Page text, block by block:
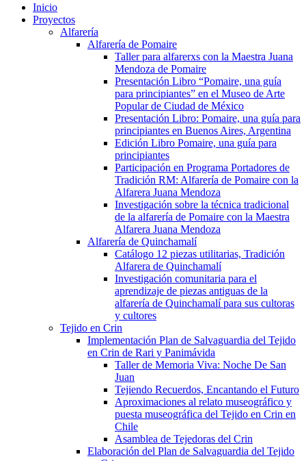
Inicio
Proyectos
Alfarería
Alfarería de Pomaire
Taller para alfarerxs con la Maestra Juana
Mendoza de Pomaire
Presentación Libro “Pomaire, una guía
para principiantes” en el Museo de Arte
Popular de Ciudad de México
Presentación Libro: Pomaire, una guía para
principiantes en Buenos Aires, Argentina
Edición Libro Pomaire, una guía para
principiantes
Participación en Programa Portadores de
Tradición RM: Alfarería de Pomaire con la
Alfarera Juana Mendoza
Investigación sobre la técnica tradicional
de la alfarería de Pomaire con la Maestra
Alfarera Juana Mendoza
Alfarería de Quinchamalí
Catálogo 12 piezas utilitarias, Tradición
Alfarera de Quinchamalí
Investigación comunitaria para el
aprendizaje de piezas antiguas de la
alfarería de Quinchamalí para sus cultoras
y cultores
Tejido en Crin
Implementación Plan de Salvaguardia del Tejido
en Crin de Rari y Panimávida
Taller de Memoria Viva: Noche De San
Juan
Tejiendo Recuerdos, Encantando el Futuro
Aproximaciones al relato museográfico y
puesta museográfica del Tejido en Crin en
Chile
Asamblea de Tejedoras del Crin
Elaboración del Plan de Salvaguardia del Tejido